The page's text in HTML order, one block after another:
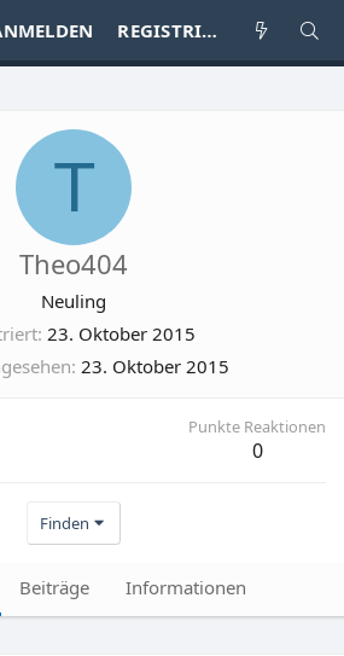
REGISTRIEREN
T
Theo404
Neuling
23. Oktober 2015
23. Oktober 2015
Punkte Reaktionen
0
Finden
Beiträge Informationen